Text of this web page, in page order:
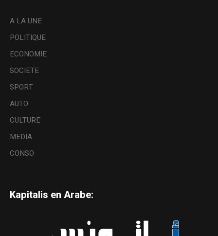
A LA UNE
POLITIQUE
ECONOMIE
SOCIETE
SPORT
AUTO
CULTURE
MEDIA
CONSO
Kapitalis en Arabe: